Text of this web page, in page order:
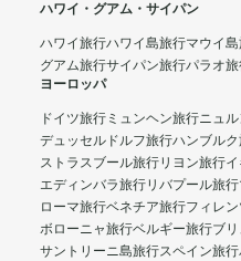
ハワイ・グアム・サイパン
ハワイ旅行ハワイ島旅行マウイ
グアム旅行サイパン旅行パラオ
ヨーロッパ
ドイツ旅行 ミュンヘン旅行ニュ
デュッセルドルフ旅行ハンブル
ストラスブール旅行リヨン旅行
エディンバラ旅行リバプール旅行
ローマ旅行ベネチア旅行フィレ
ボローニャ旅行ベルギー旅行ブ
サントリーニ島旅行スペイン旅行